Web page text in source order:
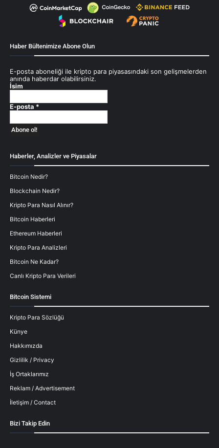
Haber Bültenimize Abone Olun
E-posta aboneliği ile kripto para piyasasındaki son gelişmelerden
anında haberdar olabilirsiniz.
İsim
E-posta *
Haberler, Analizler ve Piyasalar
Bitcoin Nedir?
Blockchain Nedir?
Kripto Para Nasıl Alınır?
Bitcoin Haberleri
Ethereum Haberleri
Kripto Para Analizleri
Bitcoin Ne Kadar?
Canlı Kripto Para Verileri
Bitcoin Sistemi
Kripto Para Sözlüğü
Künye
Hakkımızda
Gizlilik / Privacy
İş Ortaklarımız
Reklam / Advertisement
İletişim / Contact
Bizi Takip Edin